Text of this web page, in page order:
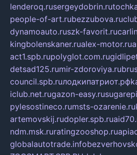
lenderoq.rusergeydobrin.ru
people-of-art.rubezzubova.ru
dynamoauto.ruszk-favorit.ru
kingbolenskaner.rualex-motor.ru
act1.spb.rupolyglot.com.ru
detsad125.rumir-zdoroviya.ru
council.spb.ruлодкипатриот.рф
iclub.net.rugazon-easy.ru
pylesostineco.rumsts-ozarenie.ru
artemovskij.rudopler.spb.ru
ndm.msk.ruratingzooshop.ru
globalautotrade.info